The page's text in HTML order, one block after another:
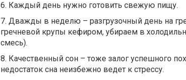
6. Каждый день нужно готовить свежую пищу.
7. Дважды в неделю – разгрузочный день на
гречневой крупы кефиром, убираем в
смесь).
8. Качественный сон – тоже залог успешного
недостаток сна неизбежно ведет к стрессу.